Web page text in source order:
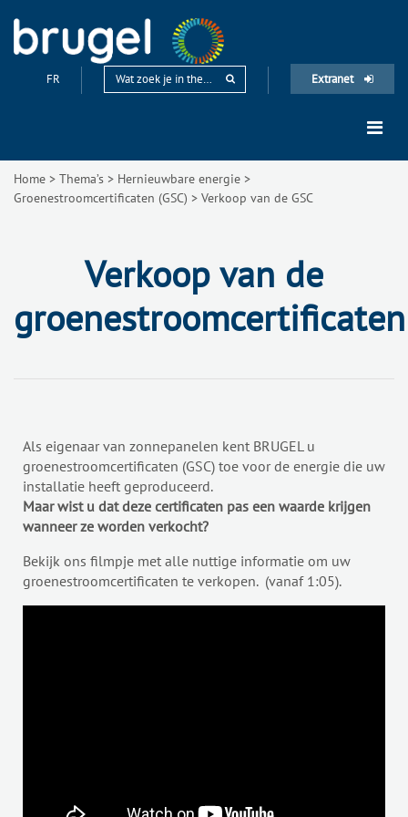
FR Extranet
Home > Thema’s > Hernieuwbare energie >
Groenestroomcertificaten (GSC) > Verkoop van de GSC
Verkoop van de
groenestroomcertificaten
Als eigenaar van zonnepanelen kent BRUGEL u
groenestroomcertificaten (GSC) toe voor de energie die uw
installatie heeft geproduceerd.
Maar wist u dat deze certificaten pas een waarde krijgen
wanneer ze worden verkocht?
Bekijk ons filmpje met alle nuttige informatie om uw
groenestroomcertificaten te verkopen. (vanaf 1:05).